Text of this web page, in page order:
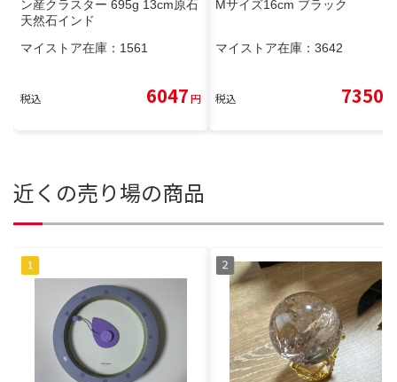
ン産クラスター 695g 13cm原石
天然石インド
マイストア在庫： 1561
税込 6047円
Mサイズ16cm ブラック
マイストア在庫： 3642
税込 7350
近くの売り場の商品